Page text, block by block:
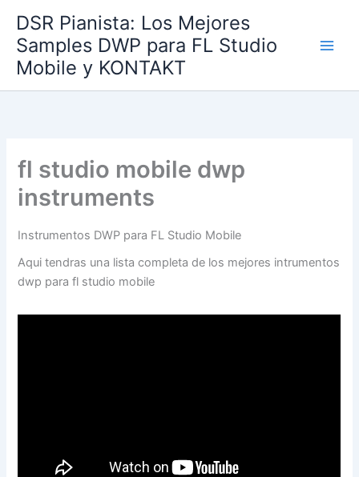
contenido
DSR Pianista: Los Mejores
Samples DWP para FL Studio
Mobile y KONTAKT
fl studio mobile dwp
instruments
Instrumentos DWP para FL Studio Mobile
Aqui tendras una lista completa de los mejores intrumentos
dwp para fl studio mobile